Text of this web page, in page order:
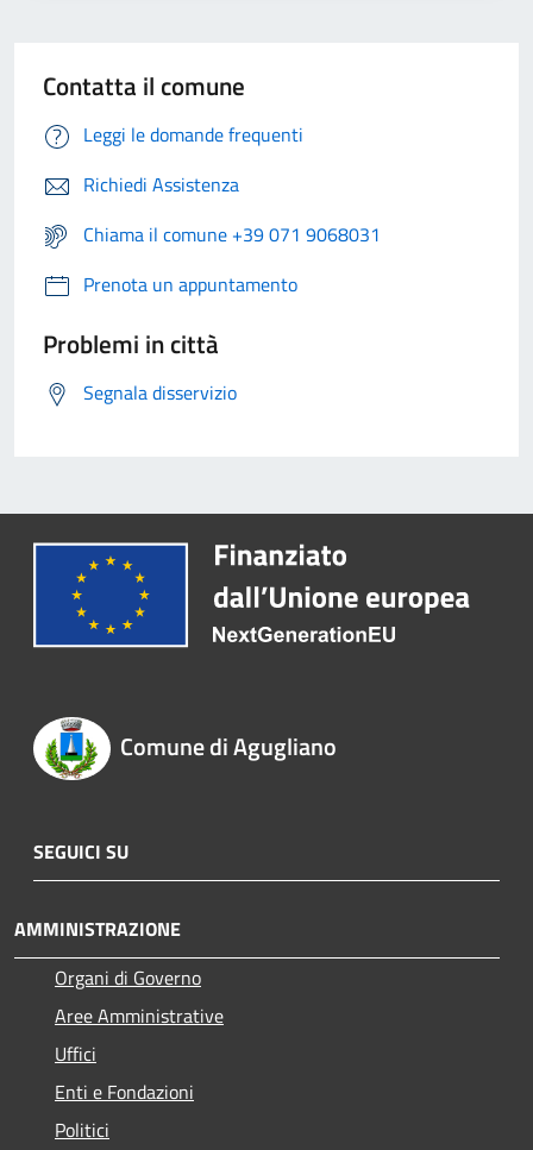
Contatta il comune
Leggi le domande frequenti
Richiedi Assistenza
Chiama il comune +39 071 9068031
Prenota un appuntamento
Problemi in città
Segnala disservizio
Comune di Agugliano
SEGUICI SU
AMMINISTRAZIONE
Organi di Governo
Aree Amministrative
Uffici
Enti e Fondazioni
Politici